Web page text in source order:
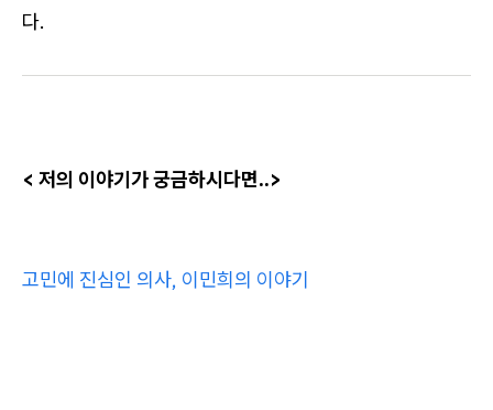
다.
< 저의 이야기가 궁금하시다면..>
고민에 진심인 의사, 이민희의 이야기